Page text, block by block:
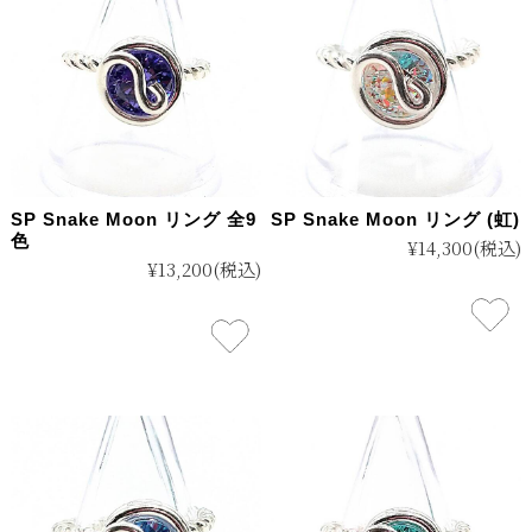
SP Snake Moon リング 全9
色
¥13,200(税込)
SP Snake Moon リング (虹)
¥14,300(税込)